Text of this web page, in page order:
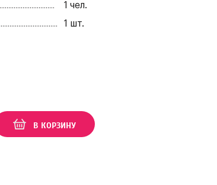
1 чел.
1 шт.
В КОРЗИНУ